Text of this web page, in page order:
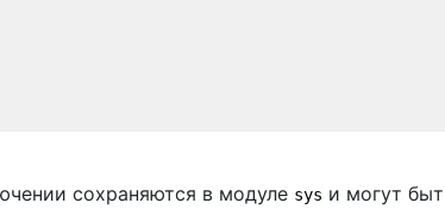
сохраняются в модуле sys и могут